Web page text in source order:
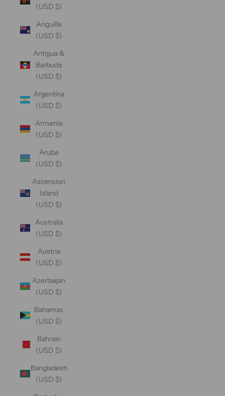
(USD $)
Anguilla
(USD $)
Antigua &
Barbuda
(USD $)
Argentina
(USD $)
Armenia
(USD $)
Aruba
(USD $)
Ascension
Island
(USD $)
Australia
(USD $)
Austria
(USD $)
Azerbaijan
(USD $)
Bahamas
(USD $)
Bahrain
(USD $)
Bangladesh
(USD $)